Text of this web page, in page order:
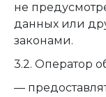
не
данных или
законами.
3.2. Оператор
—